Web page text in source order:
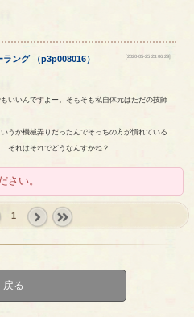
ラング（p3p008016） [2020-05-25 23:06:29]
いいんですよー。そもそも私自体元はただの技師
うか機械弄りだったんでそっちの方が慣れている
それはそれでどうなんすかね？
さい。
1
戻る